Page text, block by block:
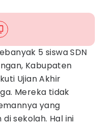
5 siswa SDN
Kabupaten
Ujian Akhir
Mereka tidak
yang
sekolah. Hal ini